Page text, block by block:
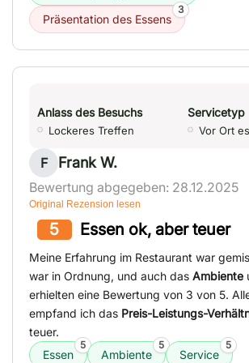
Präsentation des Essens
3
Anlass des Besuchs
Lockeres Treffen
Servicetyp
Vor Ort
F Frank W.
Bewertung abgegeben: 28.12.2025
Original Rezension lesen
5 Essen ok, aber teuer
Meine Erfahrung im Restaurant war
war in Ordnung, und auch das Ambiente
erhielten eine Bewertung von 3 von 5.
empfand ich das Preis-Leistungs-
teuer.
Essen
5
Ambiente
5
Service
5